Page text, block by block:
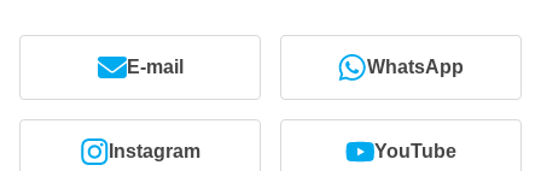
E-mail WhatsApp
Instagram YouTube